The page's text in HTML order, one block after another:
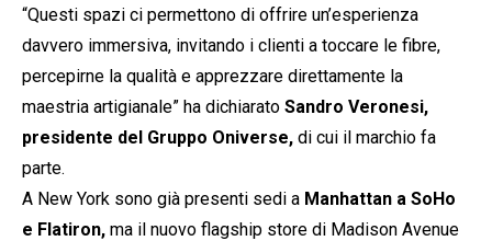
“Questi spazi ci permettono di offrire un’esperienza
davvero immersiva, invitando i clienti a toccare le fibre,
percepirne la qualità e apprezzare direttamente la
maestria artigianale” ha dichiarato Sandro Veronesi,
presidente del Gruppo Oniverse, di cui il marchio fa
parte.
A New York sono già presenti sedi a Manhattan a SoHo
e Flatiron, ma il nuovo flagship store di Madison Avenue